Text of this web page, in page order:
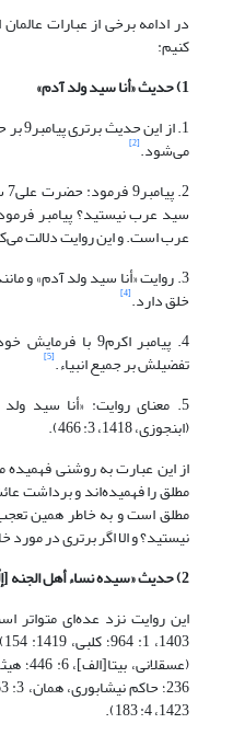
در ادامه برخی از عبارات
کنیم:
1) حدیث «أنا سید ولد آدم
»
می‌شود.[2]
سید عرب نیستید؟ پیامبر
عرب است. و این روایت دلالت
خلق دارد.[4]
4. پیامبر اکرم9
تفضیلش بر جمیع انبیاء.[5]
5. معنای روایت: «أنا سید
(ابن‏جوزی، 1418، 3: 466).
از این عبارت به روشنی
مطلق را فهمیده‌اند و برداشت
مطلق است و به خاطر همین
نیستید؟ و الا اگر برتری در
2) حدیث «سیده نساء أهل الجنه [إلّا مریم]
1423، 4: 183).